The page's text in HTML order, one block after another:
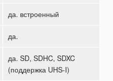
да. встроенный
да.
да. SD, SDHC, SDXC
(поддержка UHS-I)